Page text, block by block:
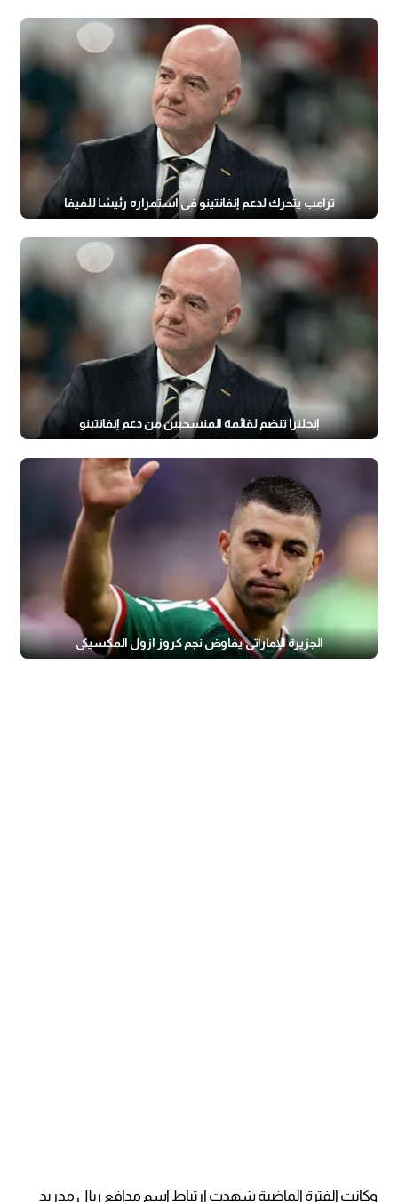
ترامب يتحرك لدعم إنفانتينو في استمراره رئيسًا للفيفا
إنجلترا تنضم لقائمة المنسحبين من دعم إنفانتينو
الجزيرة الإماراتي يفاوض نجم كروز ازول المكسيكي
وكانت الفترة الماضية شهدت ارتباط اسم مدافع ريال مدريد